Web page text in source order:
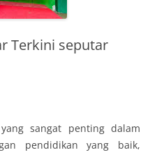
Terkini seputar
sangat penting dalam
pendidikan yang baik,